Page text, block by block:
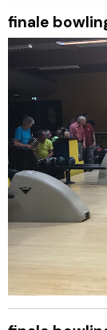
finale